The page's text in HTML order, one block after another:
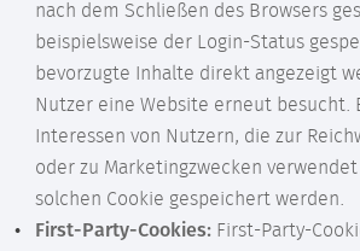
nach dem Schließen des Browsers
beispielsweise der Login-Status
bevorzugte Inhalte direkt angezeigt
Nutzer eine Website erneut besucht.
Interessen von Nutzern, die zur
oder zu Marketingzwecken
solchen Cookie gespeichert werden.
First-Party-Cookies: First-Party-